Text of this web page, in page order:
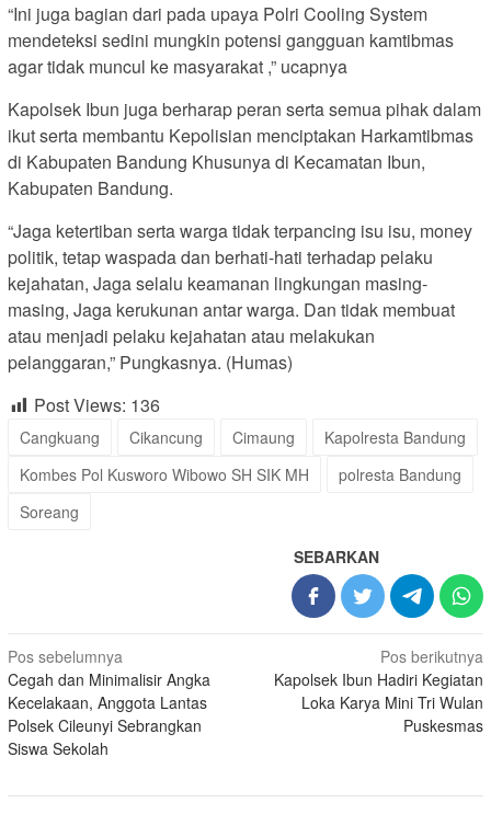
“Ini juga bagian dari pada upaya Polri Cooling System
mendeteksi sedini mungkin potensi gangguan kamtibmas
agar tidak muncul ke masyarakat ,” ucapnya
Kapolsek Ibun juga berharap peran serta semua pihak dalam
ikut serta membantu Kepolisian menciptakan Harkamtibmas
di Kabupaten Bandung Khusunya di Kecamatan Ibun,
Kabupaten Bandung.
“Jaga ketertiban serta warga tidak terpancing isu isu, money
politik, tetap waspada dan berhati-hati terhadap pelaku
kejahatan, Jaga selalu keamanan lingkungan masing-
masing, Jaga kerukunan antar warga. Dan tidak membuat
atau menjadi pelaku kejahatan atau melakukan
pelanggaran,” Pungkasnya. (Humas)
Post Views: 136
Cangkuang Cikancung Cimaung
Kapolresta Bandung
Kombes Pol Kusworo Wibowo SH SIK MH
polresta Bandung
Soreang
SEBARKAN
Navigasi
pos
Pos sebelumnya
Cegah dan Minimalisir Angka
Kecelakaan, Anggota Lantas
Polsek Cileunyi Sebrangkan
Siswa Sekolah
Pos berikutnya
Kapolsek Ibun Hadiri Kegiatan
Loka Karya Mini Tri Wulan
Puskesmas